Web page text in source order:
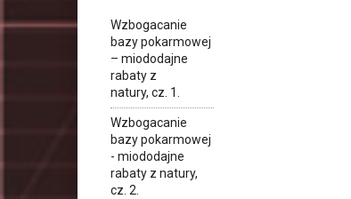
Wzbogacanie
bazy pokarmowej
– miododajne
rabaty z
natury, cz. 1.
Wzbogacanie
bazy pokarmowej
- miododajne
rabaty z natury,
cz. 2.